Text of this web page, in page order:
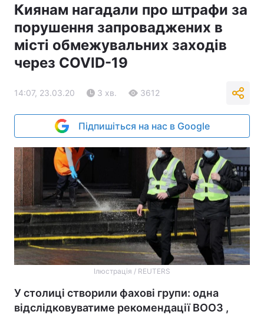
Киянам нагадали про штрафи за
порушення запроваджених в
місті обмежувальних заходів
через COVID-19
14:07, 23.03.20 3 хв. 3612
Підпишіться на нас в Google
Ілюстрація / REUTERS
У столиці створили фахові групи: одна
відслідковуватиме рекомендації ВООЗ ,